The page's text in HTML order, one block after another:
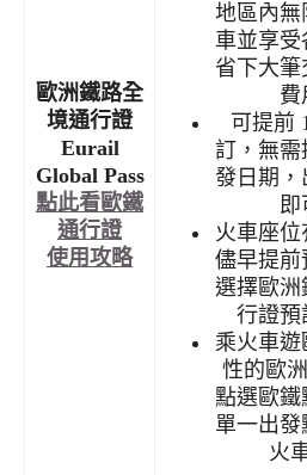
歐洲鐵路全
境通行證
Eurail
Global Pass
點此看歐鐵
通行證
使用攻略
地區內無
車並享受
省下大筆
費
可提前
訂，無需
發日期，
即
火車座
儘早提前
選擇歐洲
行證預
乘火車
性的歐
點選歐鐵
單一出
火